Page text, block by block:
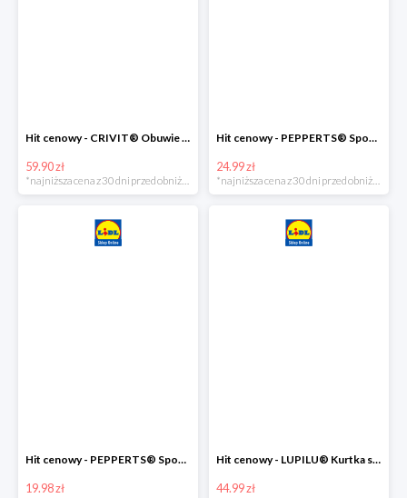
Hit cenowy - CRIVIT® Obuwie dziewczęce sportowe i na co dzień, 1 para
59.90 zł
Hit cenowy - PEPPERTS® Spodnie dresowe dziewczęce, 1 para
24.99 zł
Hit cenowy - PEPPERTS® Spodnie dresowe chłopięce, 1 para
19.98 zł
Hit cenowy - LUPILU® Kurtka softshell chłopięca, 1 sztuka
44.99 zł